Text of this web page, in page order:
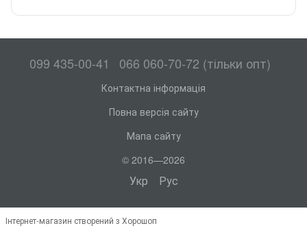
099 435-00-41 066 060-70-72 (тільки опт)
Контактна інформація
Повна версія сайту
Мапа сайту
© 2016—2026
Укр Рус
Інтернет-магазин створений з Хорошоп